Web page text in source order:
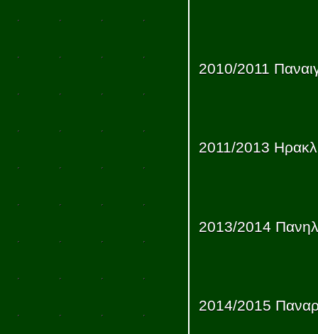
2010/2011
2011/2013
2013/2014
2014/2015